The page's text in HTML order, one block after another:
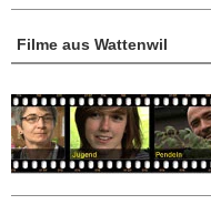
Filme aus Wattenwil